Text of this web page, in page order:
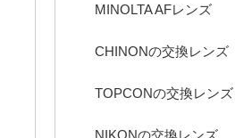
MINOLTA AFレンズ
CHINONの交換レンズ
TOPCONの交換レンズ
NIKONの交換レンズ